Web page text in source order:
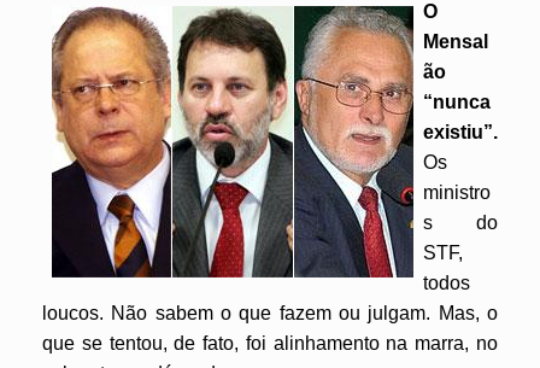
O
Mensal
ão
“nunca
existiu”.
Os
ministro
s do
STF,
todos
loucos. Não sabem o que fazem ou julgam. Mas, o
que se tentou, de fato, foi alinhamento na marra, no